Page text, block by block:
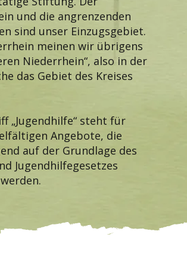
und die angrenzenden
sind unser Einzugsgebiet.
meinen wir übrigens
Niederrhein“, also in der
das Gebiet des Kreises
„Jugendhilfe“ steht für
Angebote, die
auf der Grundlage des
Jugendhilfegesetzes